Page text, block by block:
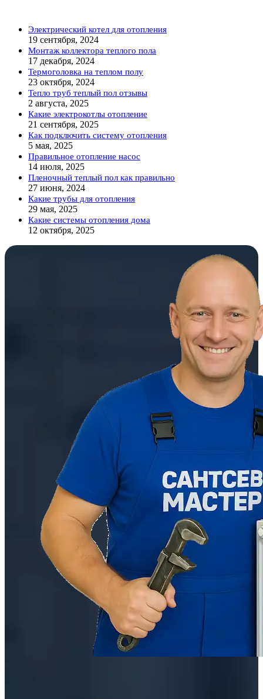
Электрический котел для отопления
19 сентября, 2024
Монтаж коллектора теплого пола
17 декабря, 2024
Термоголовка на теплом полу
23 октября, 2024
Тепло труб теплый пол отзывы
2 августа, 2025
Какие электрокотлы отопление
21 сентября, 2025
Как подключить систему отопления
5 мая, 2025
Правильное отопление насос
14 июля, 2025
Пленочный теплый пол как правильно
27 июня, 2024
Какие трубы для отопления
29 мая, 2025
Какие системы отопления дома
12 октября, 2025